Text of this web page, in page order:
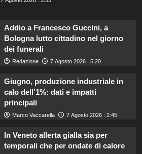
Addio a Francesco Guccini, a
Bologna lutto cittadino nel giorno
dei funerali
Redazione 7 Agosto 2026 : 5:20
Giugno, produzione industriale in
calo dell’1%: dati e impatti
principali
Marco Vaccarella 7 Agosto 2026 : 2:45
In Veneto allerta gialla sia per
temporali che per ondate di calore